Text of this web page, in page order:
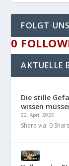
FOLGT
0
AKTUELLE
Die stille
wissen
22. April 2025
Share via: 0